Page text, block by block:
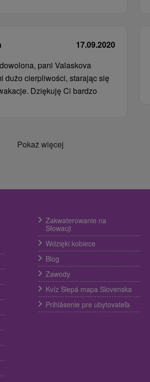
17.09.2020
​​pani Valaskova
dużo cierpliwości, starając się
Dziękuję Ci bardzo
Pokaż więcej
Zakwaterowanie na
Słowacji
Wdzięki kobiece
Blog
Zawody
Kvíz Slepá mapa Slovenska
Prihlásenie pre ubytovateľa